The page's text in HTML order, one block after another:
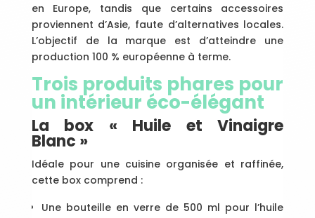
en Europe, tandis que certains accessoires
proviennent d’Asie, faute d’alternatives locales.
L’objectif de la marque est d’atteindre une
production 100 % européenne à terme.
Trois produits phares pour
un intérieur éco-élégant
La box « Huile et Vinaigre
Blanc »
Idéale pour une cuisine organisée et raffinée,
cette box comprend :
Une bouteille en verre de 500 ml pour l’huile